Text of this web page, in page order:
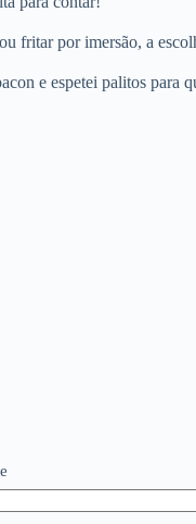
fritar por imersão, a
e espetei palitos